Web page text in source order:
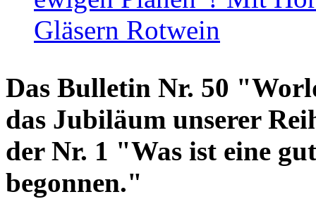
Gläsern Rotwein
Das Bulletin Nr. 50
das Jubiläum unserer
der Nr. 1 "Was ist eine
begonnen."